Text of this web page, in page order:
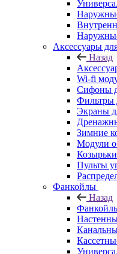
Аксессуары
Назад
Wi-fi
Сифоны
Фильтры
Экраны
Зимние
Модули
Пульты
Фанкойлы
Назад